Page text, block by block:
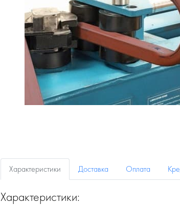
Характеристики Доставка Оплата
Характеристики: